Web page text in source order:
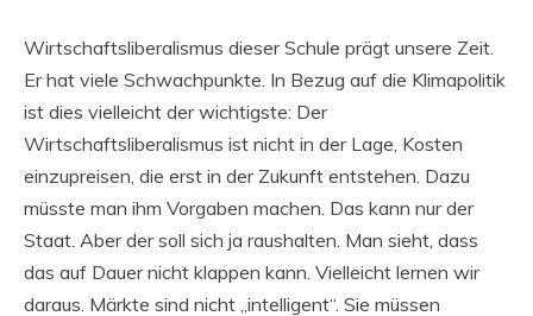
Wirtschaftsliberalismus dieser Schule prägt unsere Zeit.
Er hat viele Schwachpunkte. In Bezug auf die Klimapolitik
ist dies vielleicht der wichtigste: Der
Wirtschaftsliberalismus ist nicht in der Lage, Kosten
einzupreisen, die erst in der Zukunft entstehen. Dazu
müsste man ihm Vorgaben machen. Das kann nur der
Staat. Aber der soll sich ja raushalten. Man sieht, dass
das auf Dauer nicht klappen kann. Vielleicht lernen wir
daraus. Märkte sind nicht „intelligent“. Sie müssen